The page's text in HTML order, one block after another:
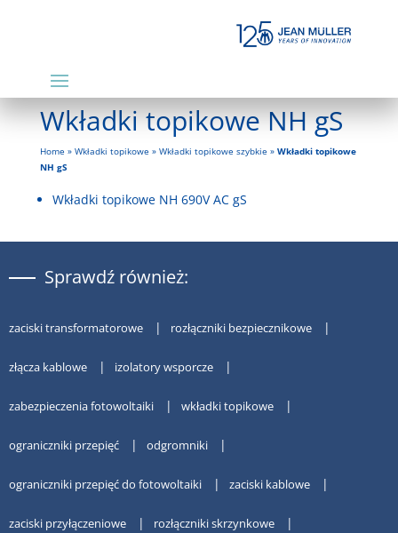
Wkładki topikowe NH gS
Home » Wkładki topikowe » Wkładki topikowe szybkie » Wkładki topikowe
NH gS
Wkładki topikowe NH 690V AC gS
Sprawdź również:
zaciski transformatorowe rozłączniki bezpiecznikowe
złącza kablowe izolatory wsporcze
zabezpieczenia fotowoltaiki wkładki topikowe
ograniczniki przepięć odgromniki
ograniczniki przepięć do fotowoltaiki zaciski kablowe
zaciski przyłączeniowe rozłączniki skrzynkowe